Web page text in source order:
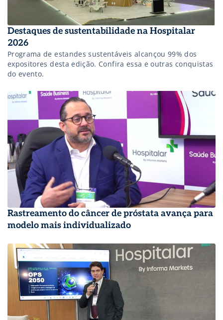
Destaques de sustentabilidade na Hospitalar
2026
Programa de estandes sustentáveis alcançou 99% dos
expositores desta edição. Confira essa e outras conquistas
do evento.
Rastreamento do câncer de próstata avança para
modelo mais individualizado